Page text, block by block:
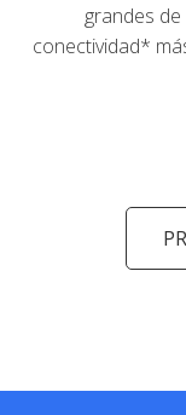
grandes
conectividad*